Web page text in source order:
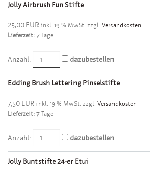
Jolly Airbrush Fun Stifte
25,00 EUR inkl. 19 % MwSt. zzgl. Versandkosten
Lieferzeit: 7 Tage
Anzahl: dazubestellen
Edding Brush Lettering Pinselstifte
7,50 EUR inkl. 19 % MwSt. zzgl. Versandkosten
Lieferzeit: 7 Tage
Anzahl: dazubestellen
Jolly Buntstifte 24-er Etui